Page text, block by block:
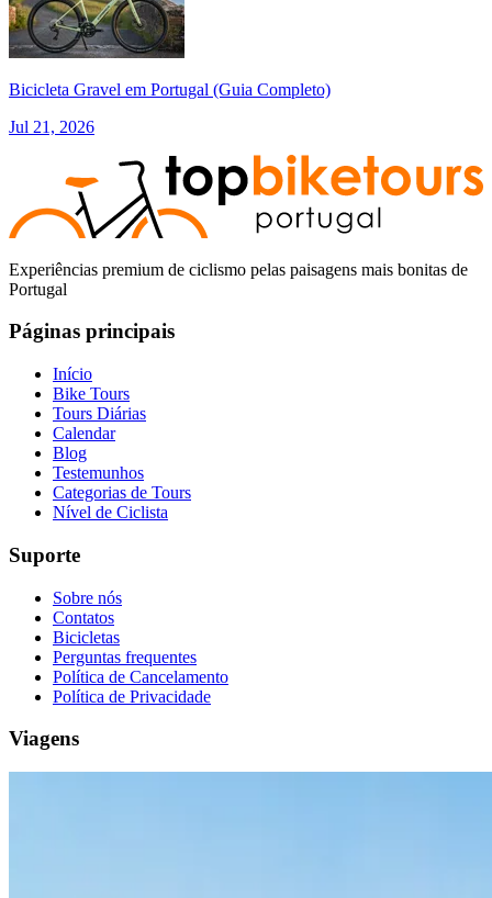
Bicicleta Gravel em Portugal (Guia Completo)
Jul 21, 2026
Experiências premium de ciclismo pelas paisagens mais bonitas de
Portugal
Páginas principais
Início
Bike Tours
Tours Diárias
Calendar
Blog
Testemunhos
Categorias de Tours
Nível de Ciclista
Suporte
Sobre nós
Contatos
Bicicletas
Perguntas frequentes
Política de Cancelamento
Política de Privacidade
Viagens